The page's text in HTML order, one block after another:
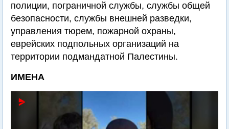
полиции, пограничной службы, службы общей
безопасности, службы внешней разведки,
управления тюрем, пожарной охраны,
еврейских подпольных организаций на
территории подмандатной Палестины.
ИМЕНА